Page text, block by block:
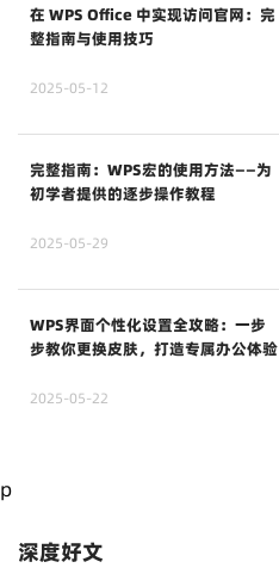
在 WPS Office 中实现访问官网：完
整指南与使用技巧
2025-05-12
完整指南：WPS宏的使用方法——为
初学者提供的逐步操作教程
2025-05-29
WPS界面个性化设置全攻略：一步
步教你更换皮肤，打造专属办公体验
2025-05-22
p
深度好文